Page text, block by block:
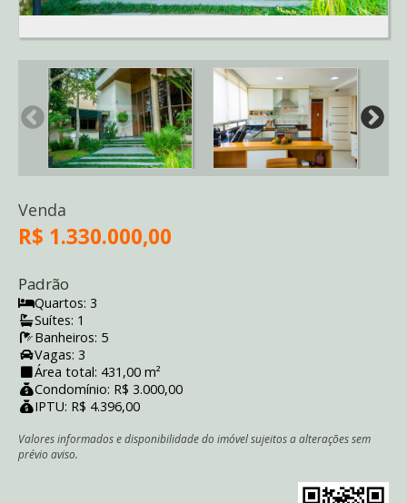
Venda
R$ 1.330.000,00
Padrão
Quartos: 3
Suítes: 1
Banheiros: 5
Vagas: 3
Área total: 431,00 m²
Condomínio: R$ 3.000,00
IPTU: R$ 4.396,00
Valores informados e disponibilidade do imóvel sujeitos a alterações sem
prévio aviso.